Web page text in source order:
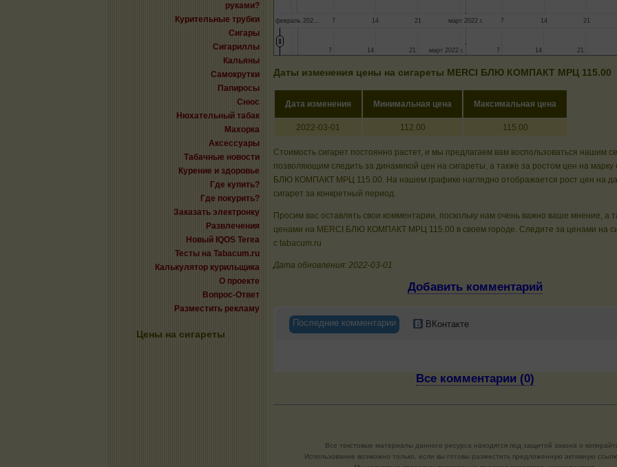
руками?
Курительные трубки
Сигары
Сигариллы
Кальяны
Самокрутки
Папиросы
Снюс
Нюхательный табак
Махорка
Аксессуары
Табачные новости
Курение и здоровье
Где купить?
Где покурить?
Заказать электронку
Развлечения
Новый IQOS Terea
Тесты на Tabacum.ru
Калькулятор курильщика
О проекте
Вопрос-Ответ
Разместить рекламу
Цены на сигареты
февраль 202… март 2022 г.
7 14 21 7 14 21
март 2022 г.
март 2022 г.
77 14
14 21
21 77 14
14 21
21
Даты изменения цены на сигареты MERCI БЛЮ КОМПАКТ МРЦ 115.00
Дата изменения Минимальная цена Максимальная цена
2022-03-01 112.00 115.00
Стоимость сигарет постоянно растет, и мы предлагаем вам воспользоваться нашим
позволяющим следить за динамикой цен на сигареты, а также за ростом цен на марку
БЛЮ КОМПАКТ МРЦ 115.00. На нашем графике наглядно отображается рост цен на
сигарет за конкретный период.
Просим вас оставлять свои комментарии, поскольку нам очень важно ваше мнение, а
ценами на MERCI БЛЮ КОМПАКТ МРЦ 115.00 в своем городе. Следите за ценами на
с tabacum.ru
Дата обновления: 2022-03-01
Добавить комментарий
Последние комментарии ВКонтакте
Все комментарии (0)
Все текстовые материалы данного ресурса находятся под защитой закона о
Использование возможно только, если вы готовы разместить предложенную активную